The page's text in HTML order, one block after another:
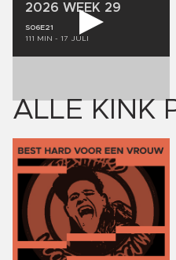
2026 WEEK 29
S06E21
111 MIN - 17 JULI
ALLE KINK